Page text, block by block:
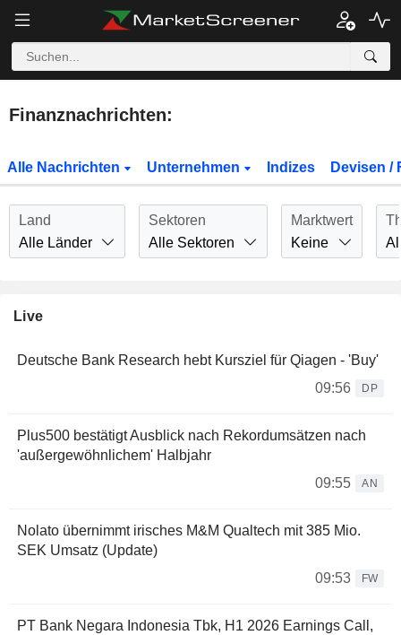
Finanznachrichten:
Alle Nachrichten Unternehmen Indizes Devisen /
Land
Alle Länder
Sektoren
Alle Sektoren
Marktwert
Keine
Live
Deutsche Bank Research hebt Kursziel für Qiagen - 'Buy'
09:56
DP
Plus500 bestätigt Ausblick nach Rekordumsätzen nach
'außergewöhnlichem' Halbjahr
09:55
AN
Nolato übernimmt irisches M&M Qualtech mit 385 Mio.
SEK Umsatz (Update)
09:53
FW
PT Bank Negara Indonesia Tbk, H1 2026 Earnings Call,